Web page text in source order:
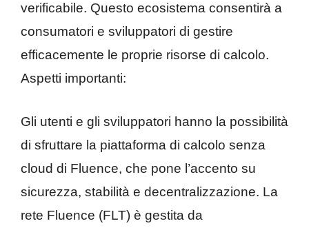
verificabile. Questo ecosistema consentirà a
consumatori e sviluppatori di gestire
efficacemente le proprie risorse di calcolo.
Aspetti importanti:
Gli utenti e gli sviluppatori hanno la possibilità
di sfruttare la piattaforma di calcolo senza
cloud di Fluence, che pone l’accento su
sicurezza, stabilità e decentralizzazione. La
rete Fluence (FLT) è gestita da